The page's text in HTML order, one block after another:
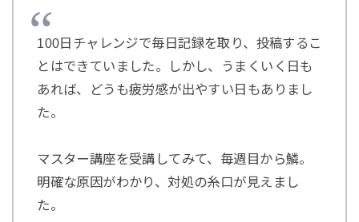
100日チャレンジで毎日記録を取り、投稿するこ
とはできていました。しかし、うまくいく日も
あれば、どうも疲労感が出やすい日もありまし
た。
マスター講座を受講してみて、毎週目から鱗。
明確な原因がわかり、対処の糸口が見えまし
た。